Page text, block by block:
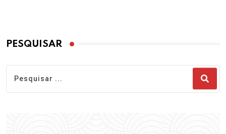
PESQUISAR